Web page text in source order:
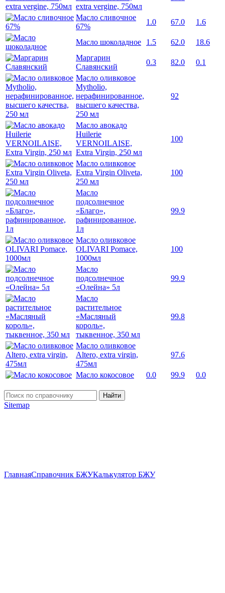
extra vergine, 750мл
Масло сливочное
67%
1.0 67.0 1.6
Масло шоколадное 1.5 62.0
18.6
Маргарин
Славянский
0.3 82.0
0.1
Масло оливковое
Mytholio,
нерафинированное,
высшего качества,
250 мл
92
Масло авокадо
Huilerie
VERNOILAISE,
Extra Virgin, 250 мл
100
Масло оливковое
Extra Virgin Oliveta,
250 мл
100
Масло
подсолнечное
«Благо»,
рафинированное,
1л
99.9
Масло оливковое
OLIVARI Pomace,
1000мл
100
Масло
подсолнечное
«Олейна» 5л
99.9
Масло
растительное
«Масляный
король»,
тыквенное, 350 мл
99.8
Масло оливковое
Altero, extra virgin,
475мл
97.6
Масло кокосовое 0.0 99.9 0.0
Найти
Sitemap
ГлавнаяСправочник БЖУКалькулятор БЖУ